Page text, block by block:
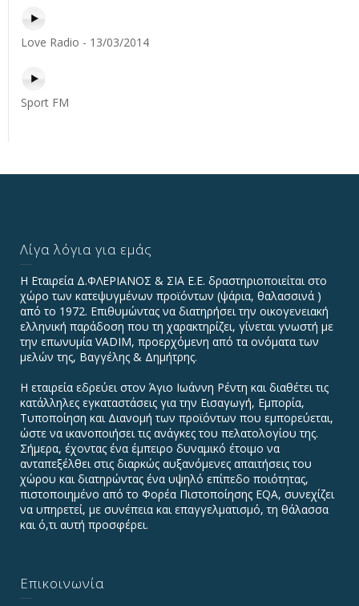
Love Radio - 13/03/2014
Sport FM
Λίγα λόγια για εμάς
Η Εταιρεία Δ.ΦΛΕΡΙΑΝΟΣ & ΣΙΑ Ε.Ε. δραστηριοποιείται στο
χώρο των κατεψυγμένων προϊόντων (ψάρια, θαλασσινά )
από το 1972. Επιθυμώντας να διατηρήσει την οικογενειακή
ελληνική παράδοση που τη χαρακτηρίζει, γίνεται γνωστή με
την επωνυμία VADIΜ, προερχόμενη από τα ονόματα των
μελών της, Βαγγέλης & Δημήτρης.
Η εταιρεία εδρεύει στον Άγιο Ιωάννη Ρέντη και διαθέτει τις
κατάλληλες εγκαταστάσεις για την Εισαγωγή, Εμπορία,
Τυποποίηση και Διανομή των προϊόντων που εμπορεύεται,
ώστε να ικανοποιήσει τις ανάγκες του πελατολογίου της.
Σήμερα, έχοντας ένα έμπειρο δυναμικό έτοιμο να
ανταπεξέλθει στις διαρκώς αυξανόμενες απαιτήσεις του
χώρου και διατηρώντας ένα υψηλό επίπεδο ποιότητας,
πιστοποιημένο από το Φορέα Πιστοποίησης EQA, συνεχίζει
να υπηρετεί, με συνέπεια και επαγγελματισμό, τη θάλασσα
και ό,τι αυτή προσφέρει.
Επικοινωνία